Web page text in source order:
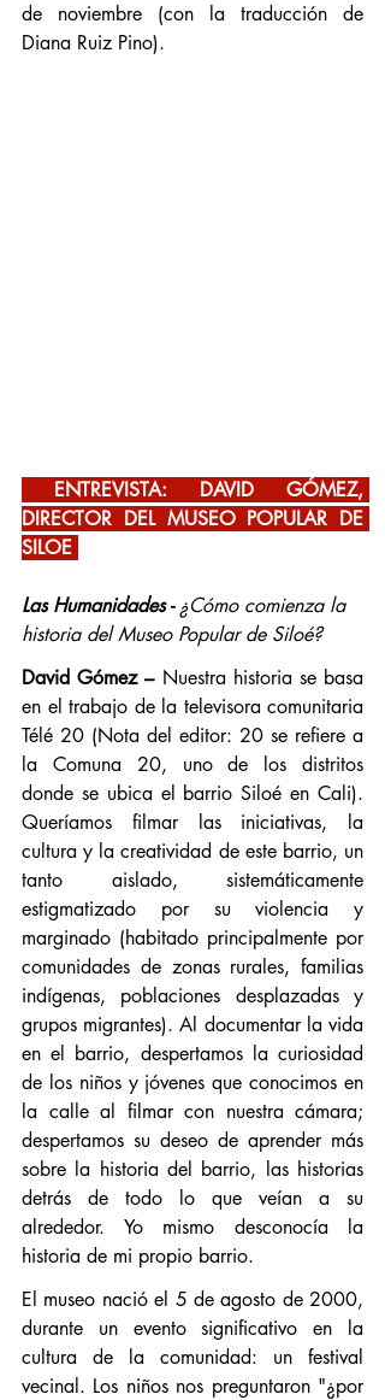
de noviembre (con la traducción de
Diana Ruiz Pino).
DIRECTOR DEL MUSEO POPULAR DE
SILOE
Las Humanidades - ¿Cómo comienza la
historia del Museo Popular de Siloé?
David Gómez – Nuestra historia se basa
en el trabajo de la televisora comunitaria
Télé 20 (Nota del editor: 20 se refiere a
la Comuna 20, uno de los distritos
donde se ubica el barrio Siloé en Cali).
Queríamos filmar las iniciativas, la
cultura y la creatividad de este barrio, un
tanto aislado, sistemáticamente
estigmatizado por su violencia y
marginado (habitado principalmente por
comunidades de zonas rurales, familias
indígenas, poblaciones desplazadas y
grupos migrantes). Al documentar la vida
en el barrio, despertamos la curiosidad
de los niños y jóvenes que conocimos en
la calle al filmar con nuestra cámara;
despertamos su deseo de aprender más
sobre la historia del barrio, las historias
detrás de todo lo que veían a su
alrededor. Yo mismo desconocía la
historia de mi propio barrio.
El museo nació el 5 de agosto de 2000,
durante un evento significativo en la
cultura de la comunidad: un festival
vecinal. Los niños nos preguntaron "¿por